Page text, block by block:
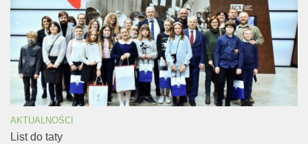
AKTUALNOŚCI
List do taty